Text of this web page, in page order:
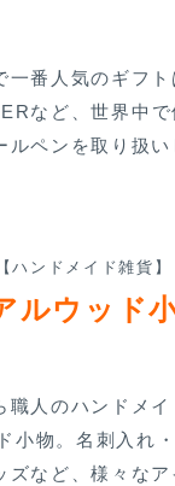
一番人気のギフト
など、世界中で
ペンを取り扱い
【ハンドメイド雑貨】
ルウッド
職人のハンドメ
小物。名刺入れ
ズなど、様々な